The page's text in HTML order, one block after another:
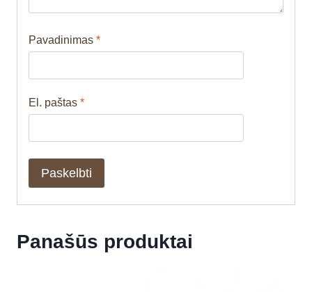
Pavadinimas *
El. paštas *
Panašūs produktai